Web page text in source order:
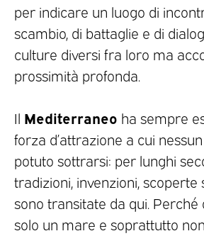
per indicare un luogo di
scambio, di battaglie e di
culture diversi fra loro ma
prossimità profonda.
Il Mediterraneo ha sempre
forza d’attrazione a cui
potuto sottrarsi: per lunghi
tradizioni, invenzioni, scoperte
sono transitate da qui. Perché
solo un mare e soprattutto